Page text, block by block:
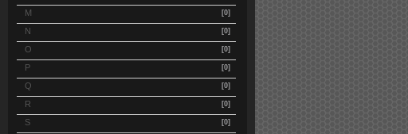
M [0]
N [0]
O [0]
P [0]
Q [0]
R [0]
S [0]